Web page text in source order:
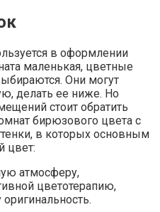
в оформлении
маленькая, цветные
Они могут
делать ее ниже. Но
стоит обратить
бирюзового цвета с
в которых основным
цвет:
атмосферу,
цветотерапию,